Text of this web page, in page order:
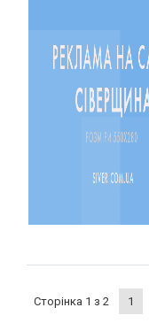
Сторінка 1 з 2 1